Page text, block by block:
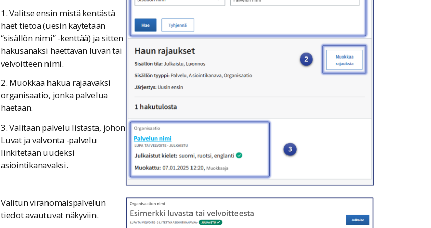
1. Valitse ensin mistä kentästä
haet tietoa (uesin käytetään
“sisällön nimi” -kenttää) ja sitten
hakusanaksi haettavan luvan tai
velvoitteen nimi.
2. Muokkaa hakua rajaavaksi
organisaatio, jonka palvelua
haetaan.
3. Valitaan palvelu listasta, johon
Luvat ja valvonta -palvelu
linkitetään uudeksi
asiointikanavaksi.
Valitun viranomaispalvelun
tiedot avautuvat näkyviin.